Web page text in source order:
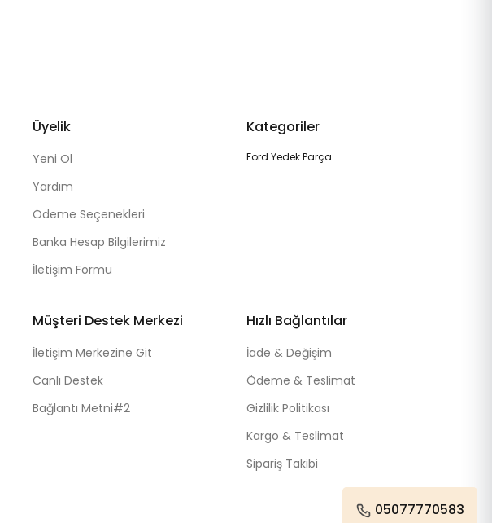
Üyelik
Yeni Ol
Yardım
Ödeme Seçenekleri
Banka Hesap Bilgilerimiz
İletişim Formu
Kategoriler
Ford Yedek Parça
Müşteri Destek Merkezi
İletişim Merkezine Git
Canlı Destek
Bağlantı Metni#2
Hızlı Bağlantılar
İade & Değişim
Ödeme & Teslimat
Gizlilik Politikası
Kargo & Teslimat
Sipariş Takibi
05077770583